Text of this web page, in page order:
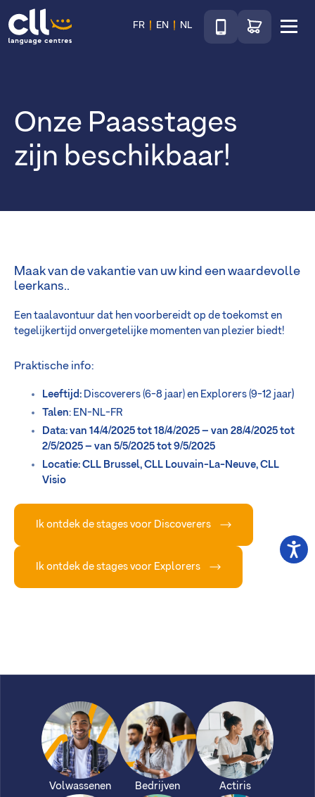
CLL
FR EN NL
TéléphoneGa naar de
Onze Paasstages
zijn beschikbaar!
Maak van de vakantie van uw kind een waardevolle
leerkans..
Een taalavontuur dat hen voorbereidt op de toekomst en
tegelijkertijd onvergetelijke momenten van plezier biedt!
Praktische info:
Leeftijd: Discoverers (6-8 jaar) en Explorers (9-12 jaar)
Talen: EN-NL-FR
Data: van 14/4/2025 tot 18/4/2025 – van 28/4/2025 tot
2/5/2025 – van 5/5/2025 tot 9/5/2025
Locatie: CLL Brussel, CLL Louvain-La-Neuve, CLL
Visio
Ik ontdek de stages voor Discoverers
Ik ontdek de stages voor Explorers
Volwassenen Bedrijven Actiris